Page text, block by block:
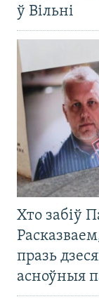
ў Вільні
Хто забіў
празь
асноўныя